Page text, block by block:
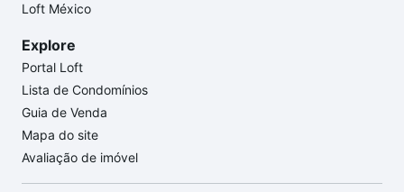
Loft México
Explore
Portal Loft
Lista de Condomínios
Guia de Venda
Mapa do site
Avaliação de imóvel